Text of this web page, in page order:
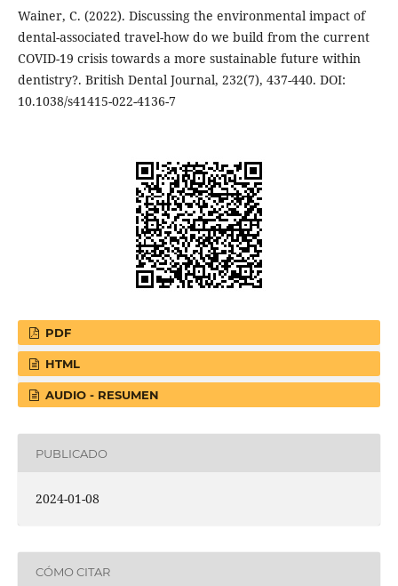
Wainer, C. (2022). Discussing the environmental impact of
dental-associated travel-how do we build from the current
COVID-19 crisis towards a more sustainable future within
dentistry?. British Dental Journal, 232(7), 437-440. DOI:
10.1038/s41415-022-4136-7
PDF
HTML
AUDIO - RESUMEN
PUBLICADO
2024-01-08
CÓMO CITAR